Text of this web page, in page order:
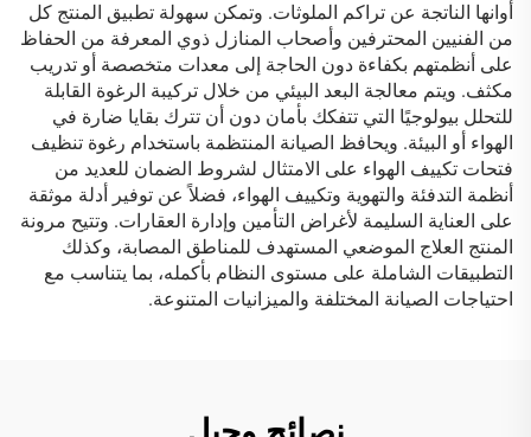
أوانها الناتجة عن تراكم الملوثات. وتمكن سهولة تطبيق المنتج كل
من الفنيين المحترفين وأصحاب المنازل ذوي المعرفة من الحفاظ
على أنظمتهم بكفاءة دون الحاجة إلى معدات متخصصة أو تدريب
مكثف. ويتم معالجة البعد البيئي من خلال تركيبة الرغوة القابلة
للتحلل بيولوجيًا التي تتفكك بأمان دون أن تترك بقايا ضارة في
الهواء أو البيئة. ويحافظ الصيانة المنتظمة باستخدام رغوة تنظيف
فتحات تكييف الهواء على الامتثال لشروط الضمان للعديد من
أنظمة التدفئة والتهوية وتكييف الهواء، فضلاً عن توفير أدلة موثقة
على العناية السليمة لأغراض التأمين وإدارة العقارات. وتتيح مرونة
المنتج العلاج الموضعي المستهدف للمناطق المصابة، وكذلك
التطبيقات الشاملة على مستوى النظام بأكمله، بما يتناسب مع
احتياجات الصيانة المختلفة والميزانيات المتنوعة.